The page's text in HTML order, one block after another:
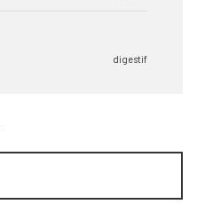
digestif